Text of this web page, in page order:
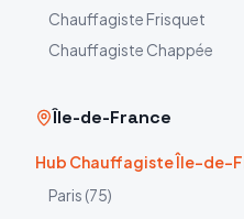
Chauffagiste Frisquet
Chauffagiste Chappée
Île-de-France
Hub Chauffagiste Île-de-
Paris (75)